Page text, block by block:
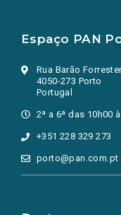
Espaço PAN
Rua Barão
4050-273 Porto
Portugal
2ª a 6ª das 10h00
+351 228 329 273
porto@pan.com.pt